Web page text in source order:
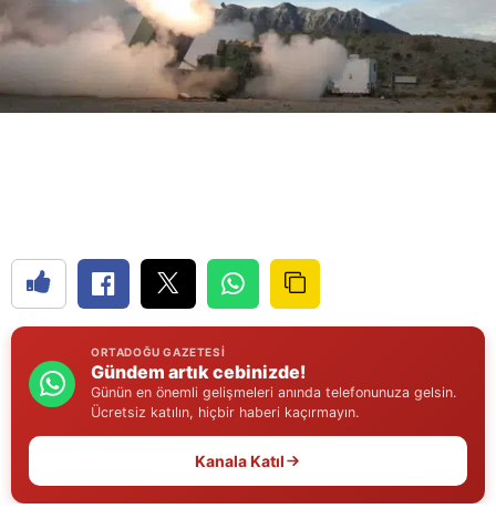
Çanakkale
Çankırı
Çorum
Elazığ
Erzurum
Eskişehir
ORTADOĞU GAZETESI
Gündem artık cebinizde!
Günün en önemli gelişmeleri anında telefonunuza gelsin.
Ücretsiz katılın, hiçbir haberi kaçırmayın.
Kanala Katıl